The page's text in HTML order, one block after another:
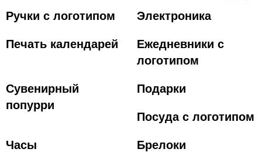
Ручки с логотипом
Электроника
Печать календарей
Ежедневники с
логотипом
Сувенирный
попурри
Подарки
Посуда с логотипом
Часы
Брелоки